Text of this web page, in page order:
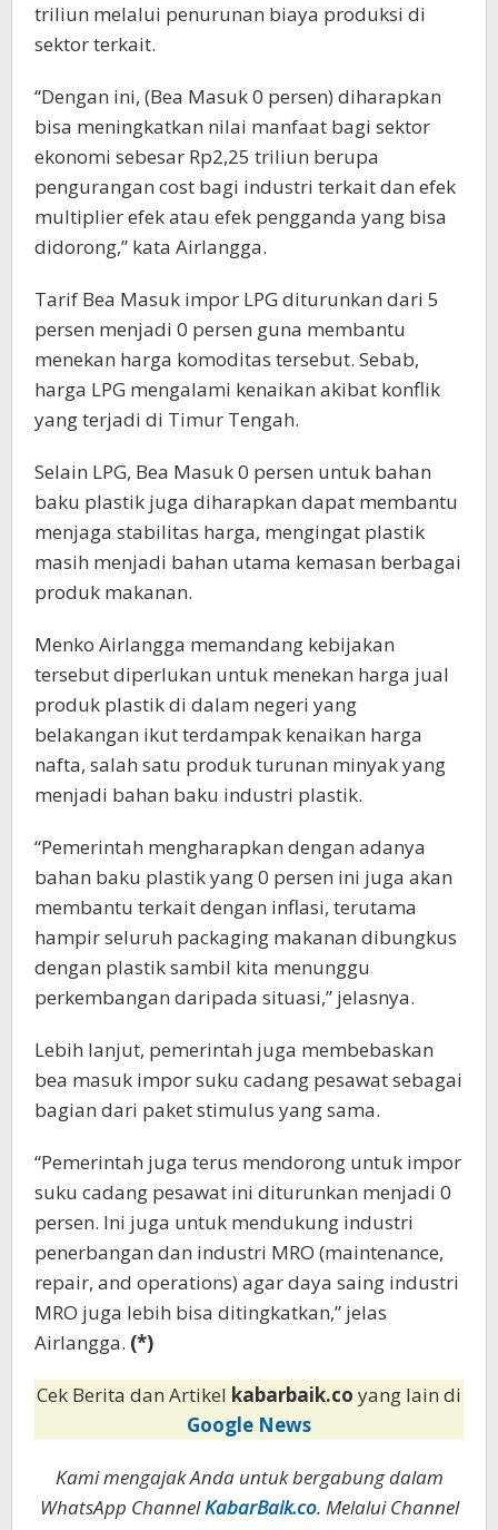
triliun melalui penurunan biaya produksi di
sektor terkait.
“Dengan ini, (Bea Masuk 0 persen) diharapkan
bisa meningkatkan nilai manfaat bagi sektor
ekonomi sebesar Rp2,25 triliun berupa
pengurangan cost bagi industri terkait dan efek
multiplier efek atau efek pengganda yang bisa
didorong,” kata Airlangga.
Tarif Bea Masuk impor LPG diturunkan dari 5
persen menjadi 0 persen guna membantu
menekan harga komoditas tersebut. Sebab,
harga LPG mengalami kenaikan akibat konflik
yang terjadi di Timur Tengah.
Selain LPG, Bea Masuk 0 persen untuk bahan
baku plastik juga diharapkan dapat membantu
menjaga stabilitas harga, mengingat plastik
masih menjadi bahan utama kemasan berbagai
produk makanan.
Menko Airlangga memandang kebijakan
tersebut diperlukan untuk menekan harga jual
produk plastik di dalam negeri yang
belakangan ikut terdampak kenaikan harga
nafta, salah satu produk turunan minyak yang
menjadi bahan baku industri plastik.
“Pemerintah mengharapkan dengan adanya
bahan baku plastik yang 0 persen ini juga akan
membantu terkait dengan inflasi, terutama
hampir seluruh packaging makanan dibungkus
dengan plastik sambil kita menunggu
perkembangan daripada situasi,” jelasnya.
Lebih lanjut, pemerintah juga membebaskan
bea masuk impor suku cadang pesawat sebagai
bagian dari paket stimulus yang sama.
“Pemerintah juga terus mendorong untuk impor
suku cadang pesawat ini diturunkan menjadi 0
persen. Ini juga untuk mendukung industri
penerbangan dan industri MRO (maintenance,
repair, and operations) agar daya saing industri
MRO juga lebih bisa ditingkatkan,” jelas
Airlangga. (*)
Cek Berita dan Artikel kabarbaik.co yang lain di
Google News
Kami mengajak Anda untuk bergabung dalam
WhatsApp ChannelKabarBaik.co. Melalui Channel